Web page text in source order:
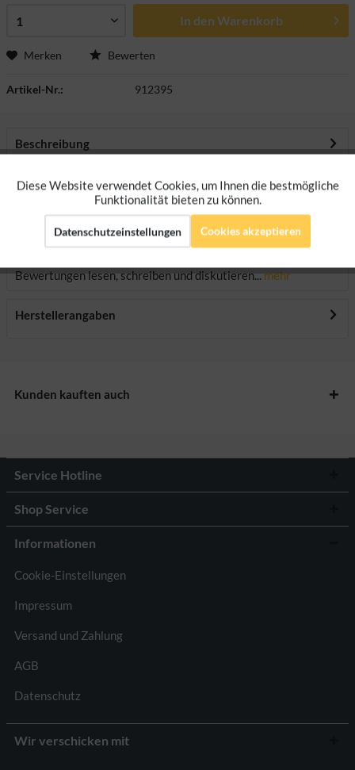
In den Warenkorb
Merken Bewerten
Artikel-Nr.: 912395
Beschreibung
Bewertungen lesen, schreiben und diskutieren... mehr
Herstellerangaben
Kunden kauften auch
Service Hotline
Shop Service
Informationen
Cookie-Einstellungen
Impressum
Versand und Zahlung
AGB
Datenschutz
Wir verschicken mit
Funktionale Aktiv
Marketing Aktiv
Tracking Aktiv
Diese Website verwendet Cookies, um Ihnen die bestmögliche
Funktionalität bieten zu können.
Datenschutzeinstellungen Cookies akzeptieren